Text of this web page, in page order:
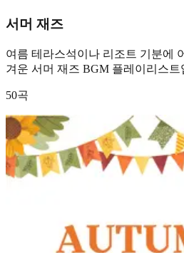
서머 재즈
여름 테라스석이나 리조트 기분에
겨운 서머 재즈 BGM 플레이리스트
50곡